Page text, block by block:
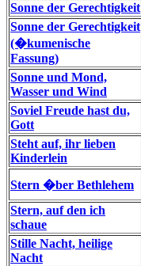
Sonne der Gerechtigkeit
Sonne der Gerechtigkeit
(�kumenische
Fassung)
Sonne und Mond,
Wasser und Wind
Soviel Freude hast du,
Gott
Steht auf, ihr lieben
Kinderlein
Stern �ber Bethlehem
Stern, auf den ich
schaue
Stille Nacht, heilige
Nacht